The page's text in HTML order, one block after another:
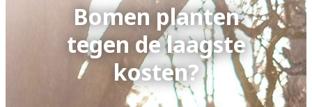
Bomen planten
tegen de laagste
kosten?